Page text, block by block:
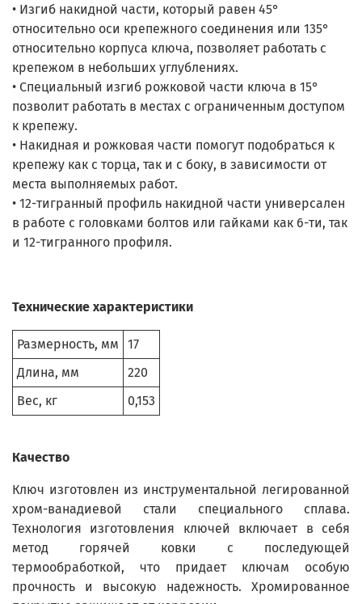
• Изгиб накидной части, который равен 45°
относительно оси крепежного соединения или 135°
относительно корпуса ключа, позволяет работать с
крепежом в небольших углублениях.
• Специальный изгиб рожковой части ключа в 15°
позволит работать в местах с ограниченным доступом
к крепежу.
• Накидная и рожковая части помогут подобраться к
крепежу как с торца, так и с боку, в зависимости от
места выполняемых работ.
• 12-тигранный профиль накидной части универсален
в работе с головками болтов или гайками как 6-ти, так
и 12-тигранного профиля.
Технические характеристики
Размерность, мм
17
Длина, мм
220
Вес, кг
0,153
Качество
Ключ изготовлен из инструментальной легированной
хром-ванадиевой стали специального сплава.
Технология изготовления ключей включает в себя
метод горячей ковки с последующей
термообработкой, что придает ключам особую
прочность и высокую надежность. Хромированное